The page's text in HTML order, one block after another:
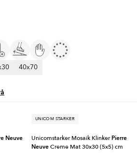
40x70
Neuve
UNICOM STARKER
Unicomstarker Mosaik KlinkerPierre
NeuveCreme Mat 30x30 (5x5) cm